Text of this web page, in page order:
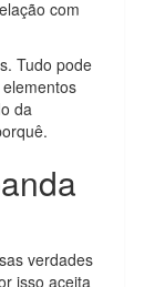
com
Tudo pode
da
verdades
isso aceita